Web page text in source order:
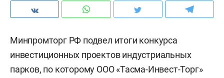
Минпромторг РФ подвел итоги конкурса
инвестиционных проектов индустриальных
парков, по которому ООО «Тасма-Инвест-Торг»